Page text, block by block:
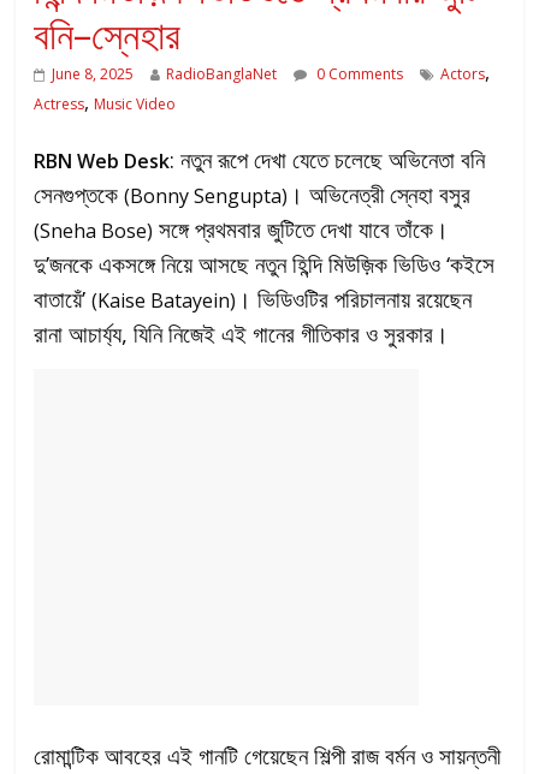
বনি–স্নেহার
June 8, 2025 RadioBanglaNet 0 Comments Actors,
Actress, Music Video
RBN Web Desk: নতুন রূপে দেখা যেতে চলেছে অভিনেতা বনি
সেনগুপ্তকে(Bonny Sengupta) । অভিনেত্রী স্নেহা বসুর
(Sneha Bose) সঙ্গে প্রথমবার জুটিতে দেখা যাবে তাঁকে।
দু’জনকে একসঙ্গে নিয়ে আসছে নতুন হিন্দি মিউজ়িক ভিডিও ‘কইসে
বাতায়েঁ’(Kaise Batayein) । ভিডিওটির পরিচালনায় রয়েছেন
রানা আচার্য্য, যিনি নিজেই এই গানের গীতিকার ও সুরকার।
রোমান্টিক আবহের এই গানটি গেয়েছেন শিল্পী রাজ বর্মন ও সায়ন্তনী